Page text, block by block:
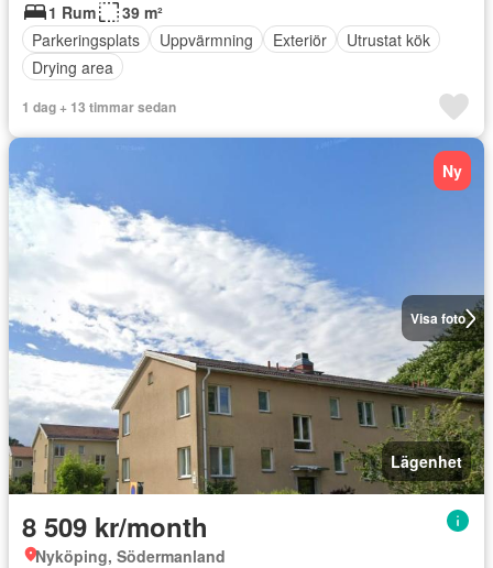
1 Rum
39 m²
Parkeringsplats
Uppvärmning Exteriör
Utrustat kök
Drying area
1 dag + 13 timmar sedan
Visa foto
Ny
Lägenhet
8 509 kr/month
Nyköping, Södermanland